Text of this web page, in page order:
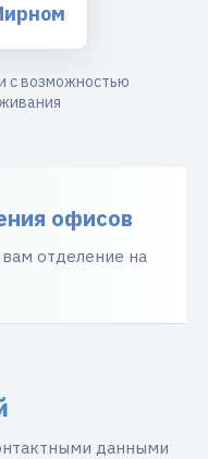
с возможностью
офисов
отделение на
данными